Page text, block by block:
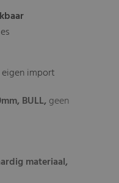
import
BULL,geen
materiaal,